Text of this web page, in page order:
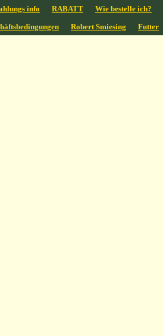
info RABATT Wie bestelle ich?
Robert Smiesing Futter